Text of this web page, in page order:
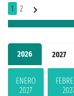
2026 2027
ENERO
2027
1 2